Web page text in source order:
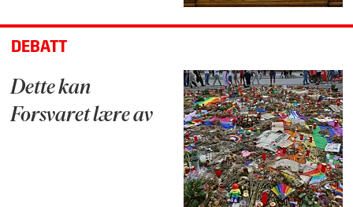
DEBATT
Dette kan
Forsvaret lære av